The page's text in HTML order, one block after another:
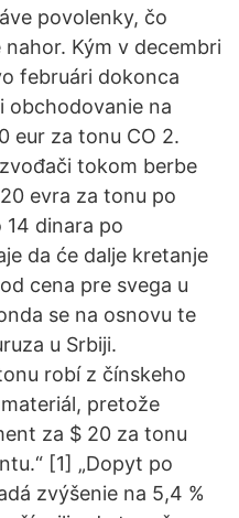
povolenky, čo
Kým v decembri
februári dokonca
obchodovanie na
eur za tonu CO 2.
tokom berbe
evra za tonu po
14 dinara po
da će dalje kretanje
cena pre svega u
se na osnovu te
u Srbiji.
robí z čínskeho
pretože
za $ 20 za tonu
[1] „Dopyt po
zvýšenie na 5,4 %